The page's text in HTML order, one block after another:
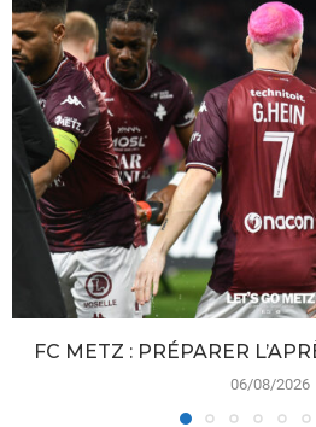
FC METZ : PRÉPARER
06/08/2026